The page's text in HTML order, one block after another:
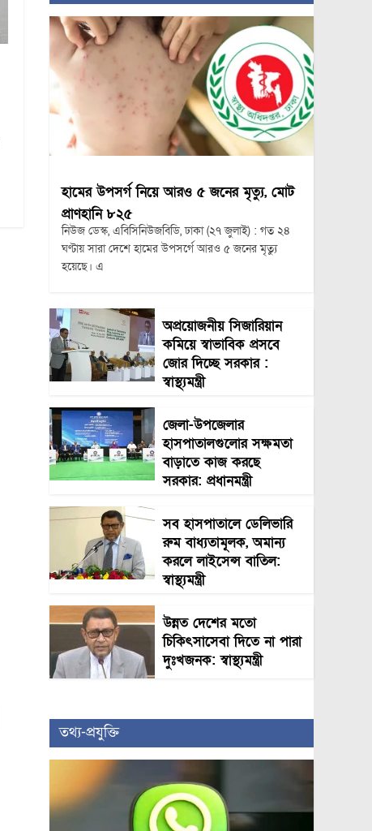
হামের উপসর্গ নিয়ে আরও ৫ জনের মৃত্যু, মোট
প্রাণহানি ৮২৫
নিউজ ডেস্ক, এবিসিনিউজবিডি, ঢাকা (২৭ জুলাই) : গত ২৪
ঘণ্টায় সারা দেশে হামের উপসর্গে আরও ৫ জনের মৃত্যু
হয়েছে। এ
অপ্রয়োজনীয় সিজারিয়ান
কমিয়ে স্বাভাবিক প্রসবে
জোর দিচ্ছে সরকার :
স্বাস্থ্যমন্ত্রী
জেলা-উপজেলার
হাসপাতালগুলোর সক্ষমতা
বাড়াতে কাজ করছে
সরকার: প্রধানমন্ত্রী
সব হাসপাতালে ডেলিভারি
রুম বাধ্যতামূলক, অমান্য
করলে লাইসেন্স বাতিল:
স্বাস্থ্যমন্ত্রী
উন্নত দেশের মতো
চিকিৎসাসেবা দিতে না পারা
দুঃখজনক: স্বাস্থ্যমন্ত্রী
তথ্য-প্রযুক্তি